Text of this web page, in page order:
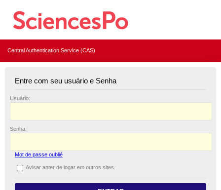
Central Authentication Service (CAS)
Entre com seu usuário e Senha
Usuário:
Senha:
Mot de passe oublié
Avisar anter de logar em outros sites.